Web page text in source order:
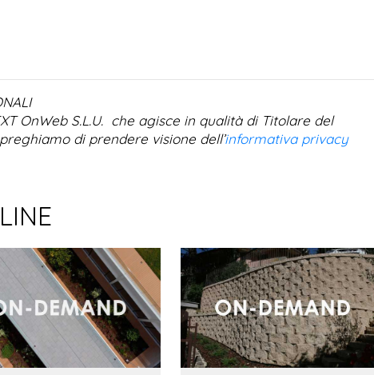
OnWeb S.L.U. che agisce in qualità di Titolare del
di prendere visione dell’informativa privacy